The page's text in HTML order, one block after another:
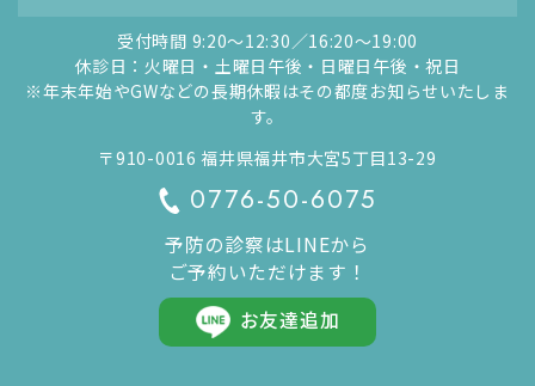
受付時間 9:20〜12:30／16:20〜19:00
休診日：火曜日・土曜日午後・日曜日午後・祝日
※年末年始やGWなどの長期休暇はその都度お知らせいたしま
す。
〒910-0016 福井県福井市大宮5丁目13-29
0776-50-6075
予防の診察はLINEから
ご予約いただけます！
お友達追加